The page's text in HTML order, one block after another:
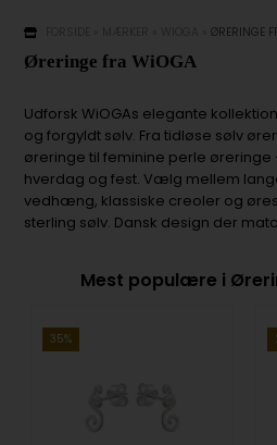
»ØRERINGE
Øreringe fra WiOGA
Udforsk WiOGAs elegante
og forgyldt sølv. Fra tidløse sølv
øreringe til feminine perle
hverdag og fest. Vælg mellem
vedhæng, klassiske creoler og
sterling sølv. Dansk design der
Mest populære i
35%